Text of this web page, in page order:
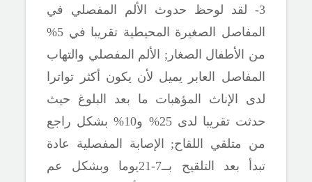
3- لقد لوحظ حدوث الألم المفصلي في
المفاصل الصغيرة المحيطية تقريبا في 5%
من الأطفال الصغار ; الألم المفصلي والتهاب
المفاصل العابر يميل لأن يكون أكثر تواترا
لدى الإناث المؤهبات ما بعد البلوغ حيث
حدثت تقريبا لدى 25% و10% بشكل راجع
من متلقي اللقاح; الإصابة المفصلية عادة
تبدأ بعد التلقيح بــ7-21يوما وبشكل عم